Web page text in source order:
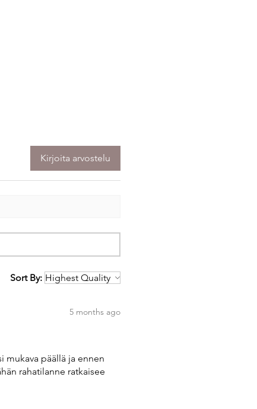
Kirjoita arvostelu
Sort By:
5 months ago
mukava päällä ja ennen
rahatilanne ratkaisee